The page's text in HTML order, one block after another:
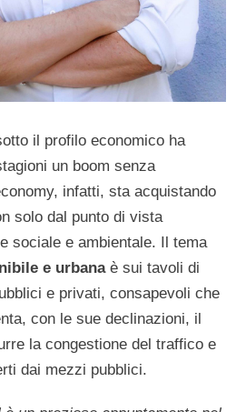
il profilo economico ha
un boom senza
infatti, sta acquistando
solo dal punto di vista
sociale e ambientale. Il tema
e urbanaè sui tavoli di
e privati, consapevoli che
con le sue declinazioni, il
la congestione del traffico e
dai mezzi pubblici.